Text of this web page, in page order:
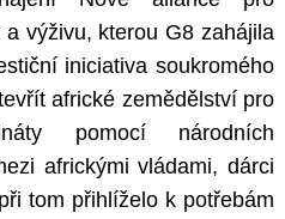
výživu, kterou G8 zahájila
iniciativa soukromého
africké zemědělství pro
pomocí národních
africkými vládami, dárci
tom přihlíželo k potřebám